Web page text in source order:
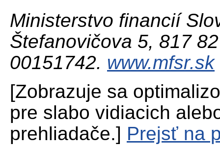
Ministerstvo financií
Štefanovičova 5, 817
00151742. www.mfsr.sk
[Zobrazuje sa
pre slabo vidiacich
prehliadače.] Prejsť na